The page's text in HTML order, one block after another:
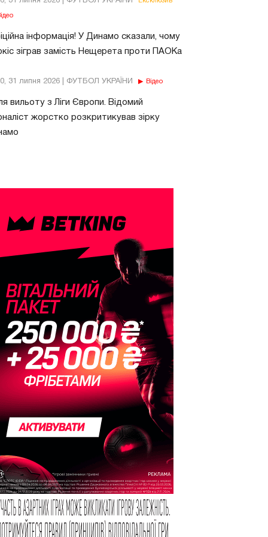
інформація! У Динамо сказали, чому
зіграв замість Нещерета проти ПАОКа
31 липня 2026 | ФУТБОЛ УКРАЇНИ Відео
вильоту з Ліги Європи. Відомий
жорстко розкритикував зірку